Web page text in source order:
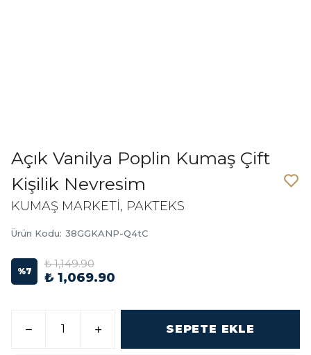
Açık Vanilya Poplin Kumaş Çift
Kişilik Nevresim
KUMAŞ MARKETİ, PAKTEKS
Ürün Kodu: 38GGKANP-Q4tC
%7
₺ 1,149.90
₺ 1,069.90
SEPETE EKLE